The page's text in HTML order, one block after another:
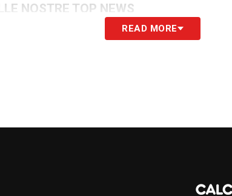
NOSTRE TOP NEWS
READ MORE